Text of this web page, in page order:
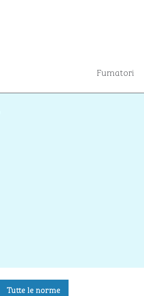
Fumatori
Tutte le norme